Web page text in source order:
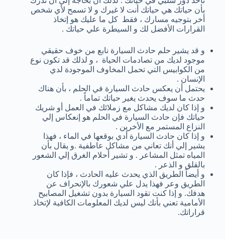
بأن حياتك هي حياتك أنت لا غيرك و لا تسمح لأي شخص
أخر بتوجيه مسارك ، فقط كل ما عليك هو إتخاذ
القرارات الأفضل لك و السيطرة علي حياتك .
و قد يشير حلم حادث السيارة نابع من خوف حقيقي
موجود لديك من تصادمات الحياة ، و لذلك قد تكون نوع
من الكوابيس التي تحمل المخاوف الموجودة لدي
الإنسان .
يحتمل أن يعكس حادث السيارة في الحلم ، بأن هناك
حدث ما سوف يحدث يغير حياتك تماماً .
و إذا كان لديك مشاكل مع زملائك في العمل أو شريك
حياتك فإن حادث السيارة في الحلم هو إنعكاس إلي
النزاع المستمر مع الأخرين .
و إذا كان حادث السيارة أدي بوقعها في الماء ، فهذا
يشير إلي أنك تعاني من مشاكل عاطفية .و يقال بأن
المياه تمثل المشاعر . و تشير أحلام الغرق إلي الشعور
بالقلق و الذعر .
و أيضاً الطريق الذي يحدث عليه الحادث ، فإذا كان
الطريق وعر فهذا يدل علي شعورك بالإنحراف عن
هدفك. و إذا كنت تقود السيارة بدون تشغيل المصابيح
الأمامية تعني بأنك ليس لديك المعلومات الكافية لإتخاذ
قراراتك.